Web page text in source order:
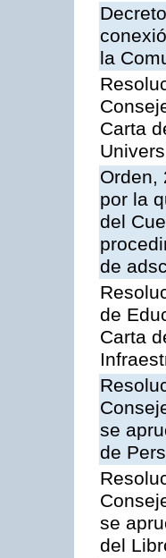
la
Carta
Orden,
por la
del
de
de
Carta
se
de
se
del